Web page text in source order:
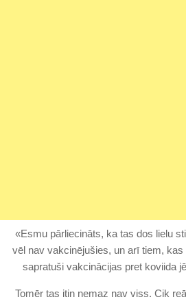
«Esmu pārliecināts, ka tas dos lielu
vēl nav vakcinējušies, un arī tiem,
sapratuši vakcinācijas pret koviida
Tomēr tas itin nemaz nav viss. Cik